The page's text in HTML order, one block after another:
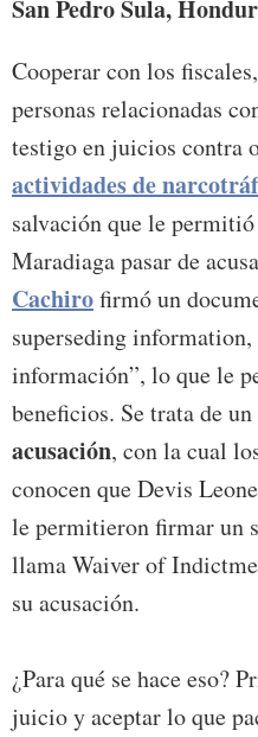
San Pedro Sula,
Cooperar con los
personas relacionadas
testigo en juicios contra
actividades de
salvación que le
Maradiaga pasar de
Cachirofirmó un
superseding
información”, lo que le
beneficios. Se trata de
acusación, con la cual
conocen que Devis
le permitieron firmar un
llama Waiver of
su acusación.
¿Para qué se hace eso?
juicio y aceptar lo que